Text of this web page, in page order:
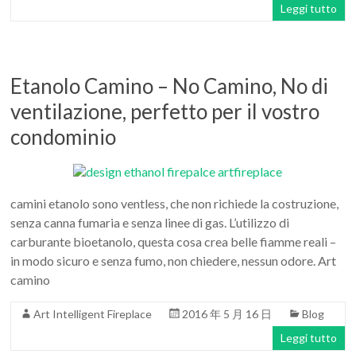
Leggi tutto
Etanolo Camino – No Camino, No di
ventilazione, perfetto per il vostro
condominio
camini etanolo sono ventless, che non richiede la costruzione,
senza canna fumaria e senza linee di gas. L’utilizzo di
carburante bioetanolo, questa cosa crea belle fiamme reali –
in modo sicuro e senza fumo, non chiedere, nessun odore. Art
camino
Art Intelligent Fireplace 2016 年 5 月 16 日
Blog
Leggi tutto